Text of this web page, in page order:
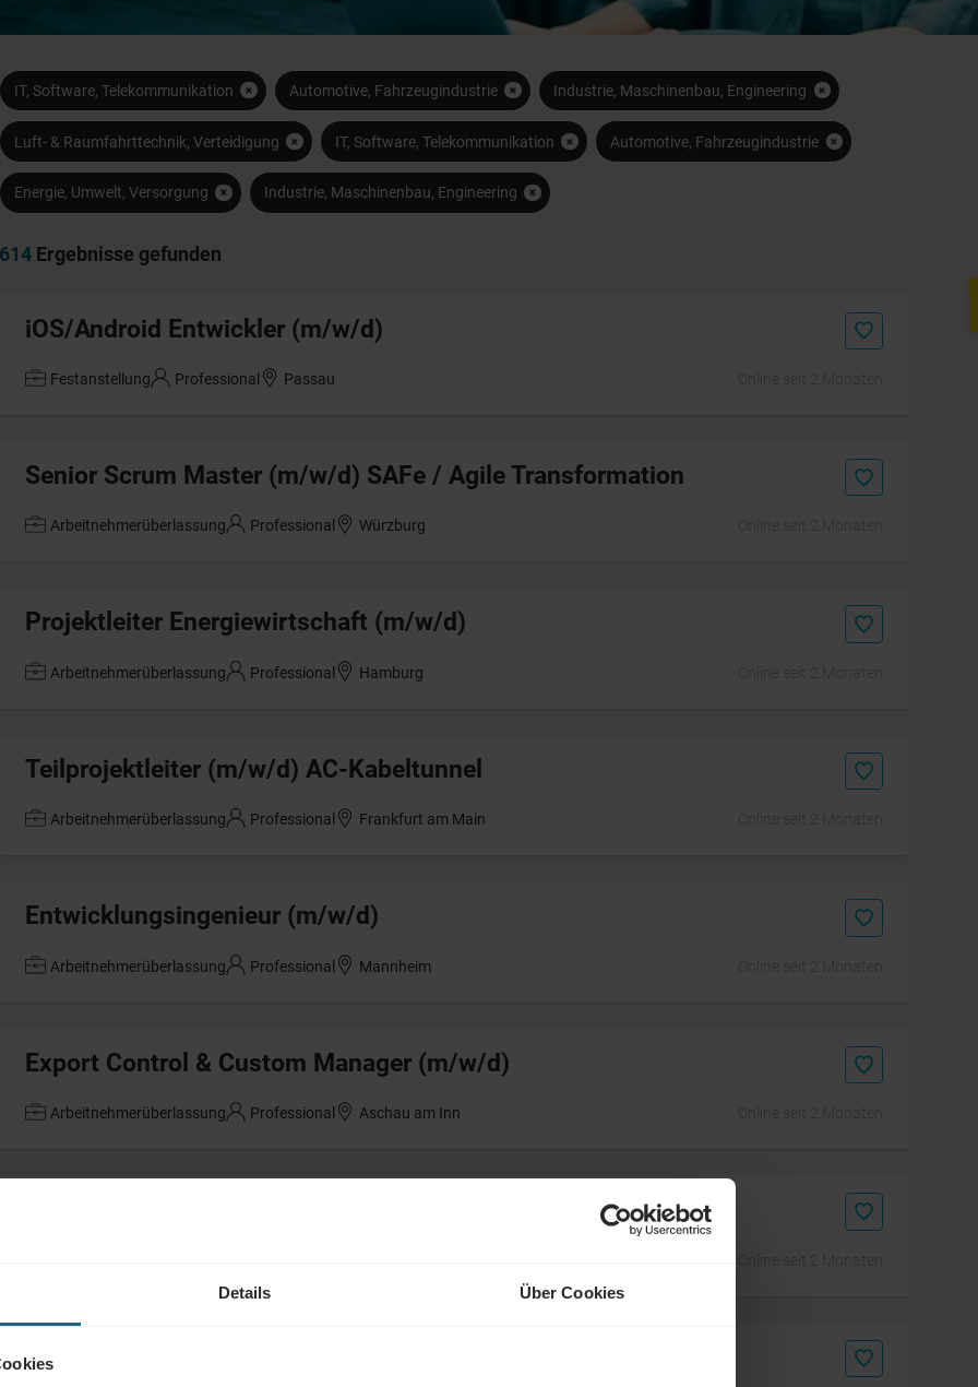
Details Über Cookies
IT, Software, Telekommunikation Automotive, Fahrzeugindustrie Industrie, Maschinenbau, Engineering
Luft- & Raumfahrttechnik, Verteidigung IT, Software, Telekommunikation Automotive, Fahrzeugindustrie
Energie, Umwelt, Versorgung Industrie, Maschinenbau, Engineering
614 Ergebnisse gefunden
iOS/Android Entwickler (m/w/d)
Festanstellung Professional Passau
Senior Scrum Master (m/w/d) SAFe / Agile Transformation
Arbeitnehmerüberlassung Professional Würzburg
Projektleiter Energiewirtschaft (m/w/d)
Arbeitnehmerüberlassung Professional Hamburg
Teilprojektleiter (m/w/d) AC-Kabeltunnel
Arbeitnehmerüberlassung Professional Frankfurt am Main
Entwicklungsingenieur (m/w/d)
Arbeitnehmerüberlassung Professional Mannheim
Export Control & Custom Manager (m/w/d)
Arbeitnehmerüberlassung Professional Aschau am Inn
SAP ABAP Entwickler (m/w/d)